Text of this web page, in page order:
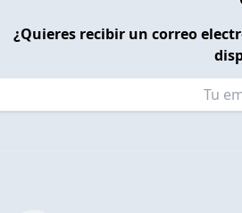
¿Quieres recibir un correo